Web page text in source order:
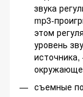
звука
mp3-
этом
уровень
съемные